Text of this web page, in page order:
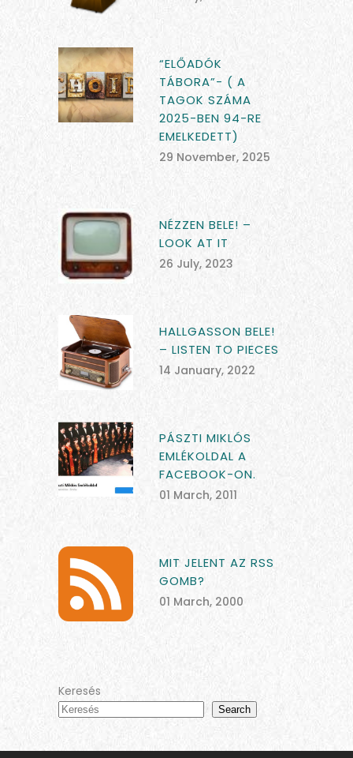
“ELŐADÓK
TÁBORA”- ( A
TAGOK SZÁMA
2025-BEN 94-RE
EMELKEDETT)
29 November, 2025
NÉZZEN BELE! –
LOOK AT IT
26 July, 2023
HALLGASSON BELE!
– LISTEN TO PIECES
14 January, 2022
PÁSZTI MIKLÓS
EMLÉKOLDAL A
FACEBOOK-ON.
01 March, 2011
MIT JELENT AZ RSS
GOMB?
01 March, 2000
Keresés
Search